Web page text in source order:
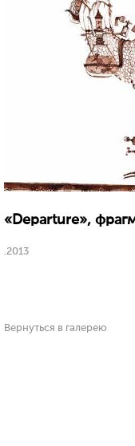
«Departure»,
.2013
Вернуться в галерею